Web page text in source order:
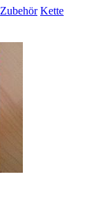
Zubehör Kette